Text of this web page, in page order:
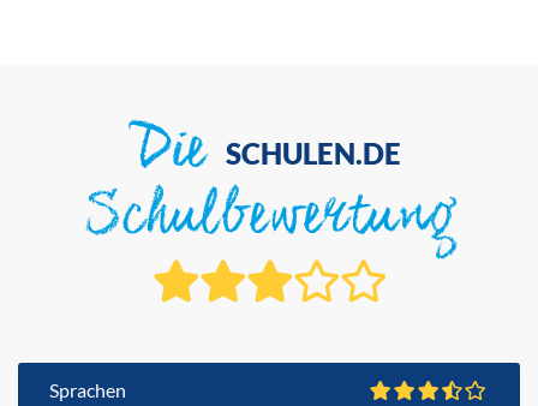
Die SCHULEN.DE
Schulbewertung
Sprachen